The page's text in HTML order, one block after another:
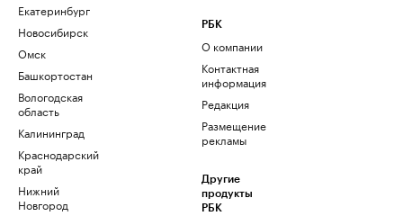
Екатеринбург
Новосибирск
Омск
Башкортостан
Вологодская
область
Калининград
Краснодарский
край
Нижний
Новгород
РБК
О компании
Контактная
информация
Редакция
Размещение
рекламы
Другие
продукты
РБК